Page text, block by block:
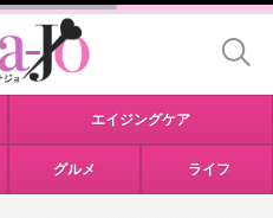
エイジングケア
グルメ ライフ